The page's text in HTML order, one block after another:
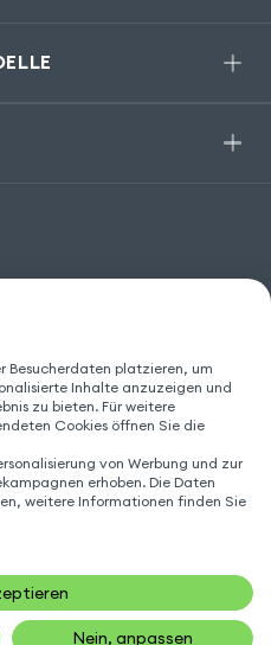
SIE UNS
Besucherdaten platzieren, um
Inhalte anzuzeigen und
zu bieten. Für weitere
Cookies öffnen Sie die
von Werbung und zur
erhoben. Die Daten
weitere Informationen finden Sie
Nein, anpassen